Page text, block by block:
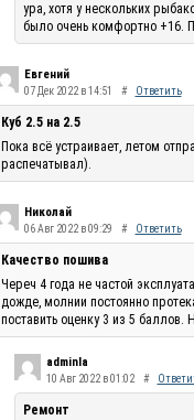
ура, хотя у нескольких
было очень комфортно +16.
Евгений
07 Дек 2022 в 14:51 # Ответить
Куб 2.5 на 2.5
Пока всё устраивает, летом
распечатывал).
Николай
06 Авг 2022 в 09:29 # Ответить
Качество пошива
Череч 4 года не частой
дожде, молнии постоянно
поставить оценку 3 из 5
adminla
10 Авг 2022 в 01:02 #
Ремонт